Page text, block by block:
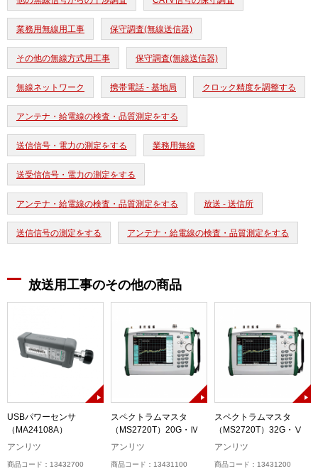
業務用無線用工事 保守調査(無線送信器)
その他の無線方式用工事 保守調査(無線送信器)
無線ネットワーク 携帯電話 - 基地局 クロック精度を調整する
アンテナ・給電線の検査・品質測定をする
送信信号・電力の測定をする 業務用無線
送受信信号・電力の測定をする
アンテナ・給電線の検査・品質測定をする 放送 - 送信所
送信信号の測定をする アンテナ・給電線の検査・品質測定をする
放送用工事のその他の商品
USBパワーセンサ
（MA24108A）
アンリツ
商品コード：13432700
スペクトラムマスタ
（MS2720T）20G・Ⅳ
アンリツ
商品コード：13431100
スペクトラムマスタ
（MS2720T）32G・Ⅴ
アンリツ
商品コード：13431200